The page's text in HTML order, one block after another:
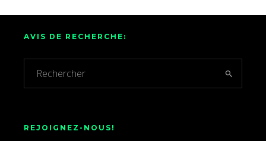
AVIS DE RECHERCHE:
REJOIGNEZ-NOUS!